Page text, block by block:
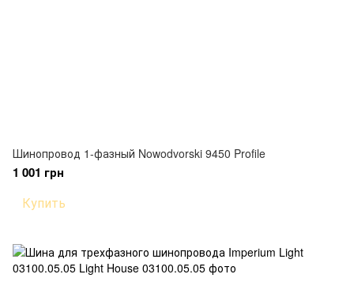
Шинопровод 1-фазный Nowodvorski 9450 Profile
1 001 грн
Купить